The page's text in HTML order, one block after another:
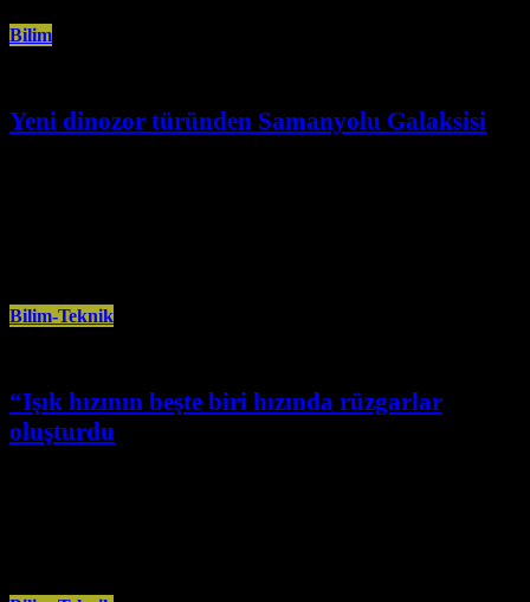
Bilim
Yeni dinozor türünden Samanyolu Galaksisi
Bilim-Teknik
“Işık hızının beşte biri hızında rüzgarlar
oluşturdu